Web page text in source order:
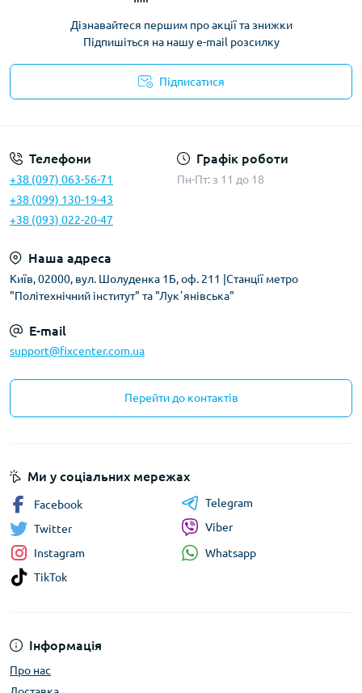
Дізнавайтеся першим про акції та знижки
Підпишіться на нашу e-mail розсилку
Підписатися
Телефони
+38 (097) 063-56-71
+38 (099) 130-19-43
+38 (093) 022-20-47
Графік роботи
Пн-Пт: з 11 до 18
Наша адреса
Київ, 02000, вул. Шолуденка 1Б, оф. 211 |Станції метро
"Політехнічний інститут" та "Лукʼянівська"
E-mail
support@fixcenter.com.ua
Перейти до контактів
Інформація
Про нас
Ми у соціальних мережах
Facebook
Twitter
Instagram
TikTok
Telegram
Viber
Whatsapp